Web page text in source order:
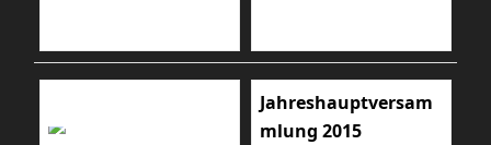
Jahreshauptversam
mlung 2015